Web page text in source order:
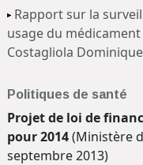
Rapport sur la
usage du
Costagliola
Politiques de santé
Projet de loi de
pour 2014(Ministère
septembre 2013)